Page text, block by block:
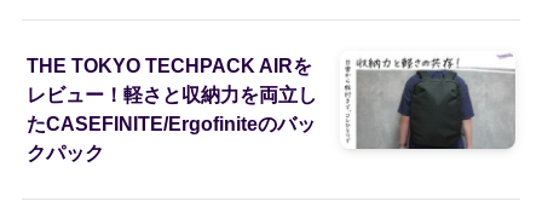
THE TOKYO TECHPACK AIRを
レビュー！軽さと収納力を両立し
たCASEFINITE/Ergofiniteのバッ
クパック